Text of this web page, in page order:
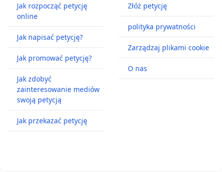
Jak rozpocząć petycję
online
Jak napisać petycję?
Jak promować petycję?
Jak zdobyć
zainteresowanie mediów
swoją petycją
Jak przekazać petycję
Złóż petycję
polityka prywatności
Zarządzaj plikami cookie
O nas